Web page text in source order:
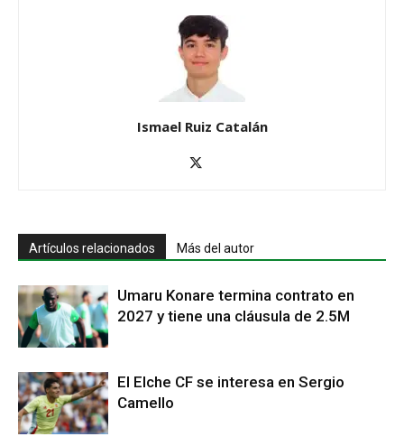
Ismael Ruiz Catalán
Artículos relacionados Más del autor
Umaru Konare termina contrato en
2027 y tiene una cláusula de 2.5M
El Elche CF se interesa en Sergio
Camello